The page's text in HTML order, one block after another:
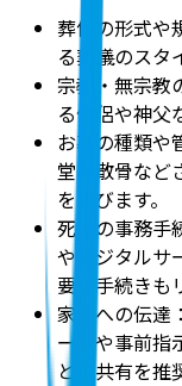
葬儀の形式や
る葬儀のスタ
宗教・無宗教
る僧侶や神父
お墓の種類や
堂、散骨など
を選びます。
死後の事務手
やデジタルサ
要な手続きも
家族への伝達
ートや事前指
との共有を推